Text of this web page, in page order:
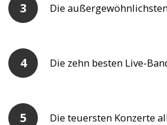
Die
Die zehn besten Live-
Die teuersten Konzerte